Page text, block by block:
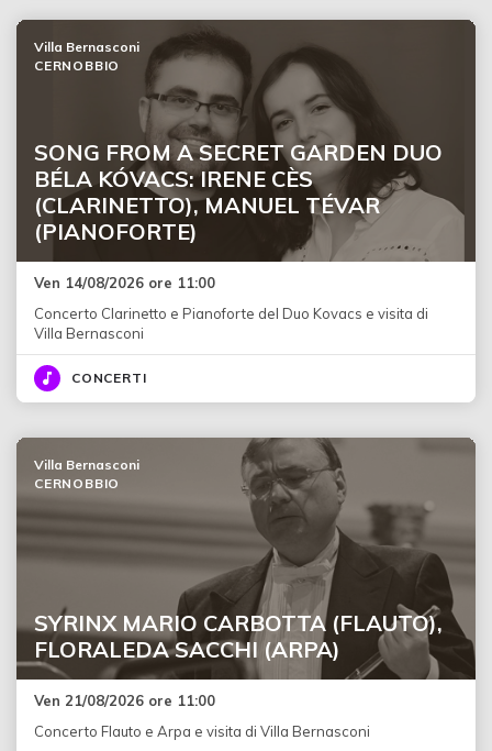
SONG FROM A SECRET GARDEN DUO
BÉLA KÓVACS: IRENE CÈS
(CLARINETTO), MANUEL TÉVAR
(PIANOFORTE)
Villa Bernasconi
CERNOBBIO
Ven 14/08/2026 ore 11:00
Concerto Clarinetto e Pianoforte del Duo Kovacs e visita di
Villa Bernasconi
CONCERTI
SYRINX MARIO CARBOTTA (FLAUTO),
FLORALEDA SACCHI (ARPA)
Villa Bernasconi
CERNOBBIO
Ven 21/08/2026 ore 11:00
Concerto Flauto e Arpa e visita di Villa Bernasconi